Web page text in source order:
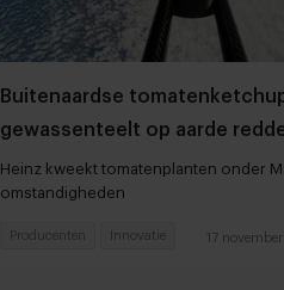
Buitenaardse
gewassenteelt op aarde
Heinz kweekt tomatenplanten onder
omstandigheden
17
Producenten Innovatie